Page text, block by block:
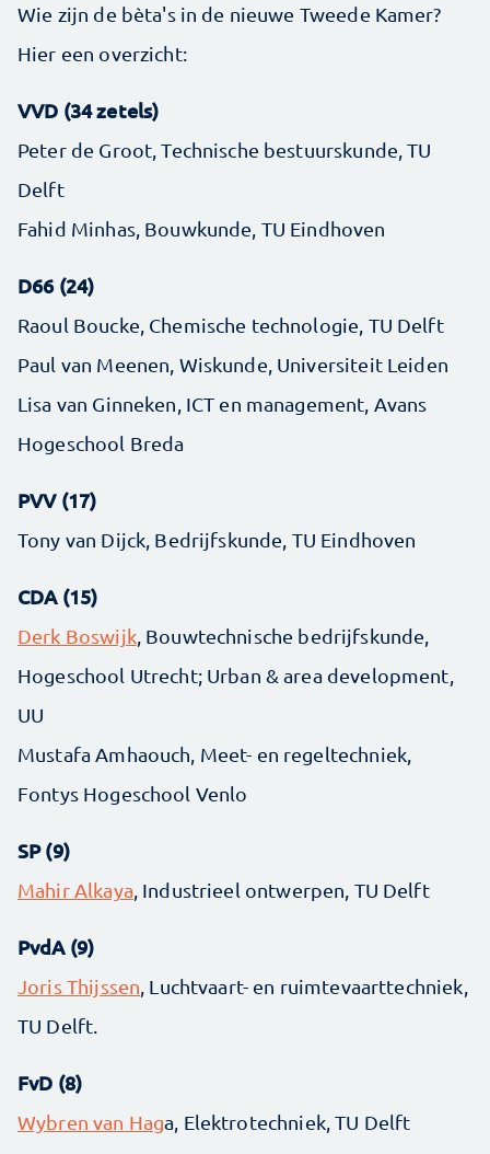
Wie zijn de bèta's in de nieuwe Tweede Kamer?
Hier een overzicht:
VVD (34 zetels)
Peter de Groot, Technische bestuurskunde, TU
Delft
Fahid Minhas, Bouwkunde, TU Eindhoven
D66 (24)
Raoul Boucke, Chemische technologie, TU Delft
Paul van Meenen, Wiskunde, Universiteit Leiden
Lisa van Ginneken, ICT en management, Avans
Hogeschool Breda
PVV (17)
Tony van Dijck, Bedrijfskunde, TU Eindhoven
CDA (15)
Derk Boswijk, Bouwtechnische bedrijfskunde,
Hogeschool Utrecht; Urban & area development,
UU
Mustafa Amhaouch, Meet- en regeltechniek,
Fontys Hogeschool Venlo
SP (9)
Mahir Alkaya , Industrieel ontwerpen, TU Delft
PvdA (9)
Joris Thijssen , Luchtvaart- en ruimtevaarttechniek,
TU Delft.
FvD (8)
Wybren van Haga, Elektrotechniek, TU Delft